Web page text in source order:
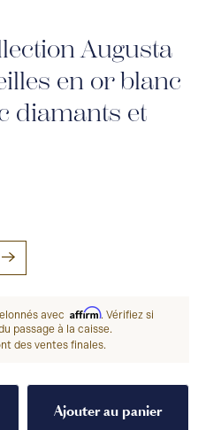
Augusta
en or blanc
diamants et
avec Affirm. Vérifiez si
passage à la caisse.
des ventes finales.
Ajouter au panier